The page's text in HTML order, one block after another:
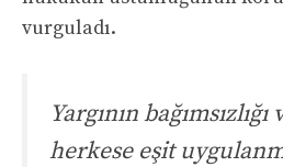
vurguladı.
Yargının
herkese eşit